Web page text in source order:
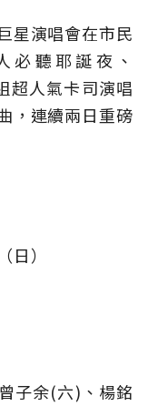
星演唱會在市民
必聽耶誕夜、
超人氣卡司演唱
， 連續兩日重磅
（日）
子余(六)、楊銘